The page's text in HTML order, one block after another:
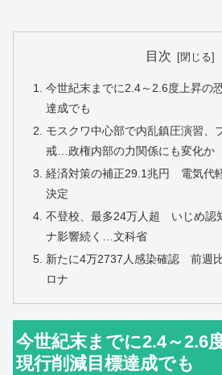
目次
今世紀末までに2.4～2.6度上昇
達成でも
モスクワ中心部で内乱鎮圧演習、
戒…政権内部の力関係にも変化か
経済対策の補正29.1兆円 電気代
決定
不登校、最多24万人超 いじめ認
ナ影響続く…文科省
新たに4万2737人感染確認 前週
ロナ
今世紀末までに2.4～2.6
現行削減目標達成でも